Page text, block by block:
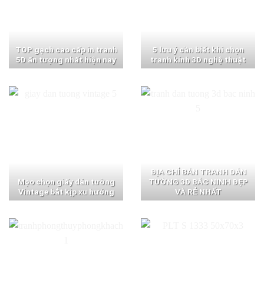
TOP gạch cao cấp in tranh
5D ấn tượng nhất hiện nay
5 lưu ý cần biết khi chọn
tranh kính 3D nghệ thuật
Mẹo chọn giấy dán tường
Vintage bắt kịp xu hướng
ĐỊA CHỈ BÁN TRANH DÁN
TƯỜNG 3D BẮC NINH ĐẸP
VÀ RẺ NHẤT